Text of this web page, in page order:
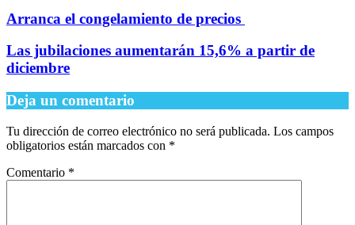
Las jubilaciones aumentarán 15,6% a partir de
diciembre
Deja un comentario
Tu dirección de correo electrónico no será publicada. Los campos
obligatorios están marcados con
Comentario *